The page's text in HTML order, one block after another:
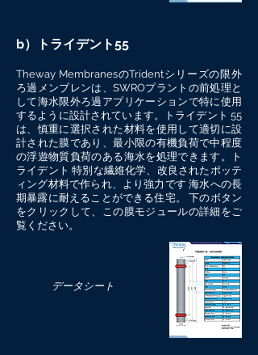
b）トライデント55
Theway MembranesのTridentシリーズの限外
ろ過メンブレンは、SWROプラントの前処理と
して海水限外ろ過アプリケーションで特に使用
するように設計されています。トライデント 55
は、慎重に選択された材料を使用して適切に設
計された膜であり、最小限の有機負荷で中程度
の浮遊物質負荷のある海水を処理できます。ト
ライデント 特別な繊維化学、改良されたポッテ
ィング材料で作られ、より強力です 海水への長
期暴露に耐えることができる住宅。 下のボタン
をクリックして、この膜モジュールの詳細をご
覧ください。
データシート